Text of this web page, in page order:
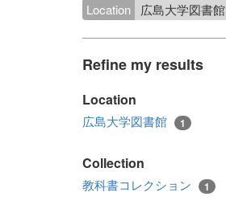
Location
広島大学図書館
Refine my results
Location
広島大学図書館 1
Collection
教科書コレクション 1